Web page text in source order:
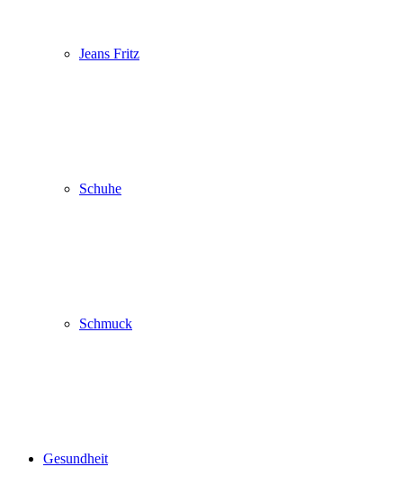
Jeans Fritz
Schuhe
Schmuck
Gesundheit